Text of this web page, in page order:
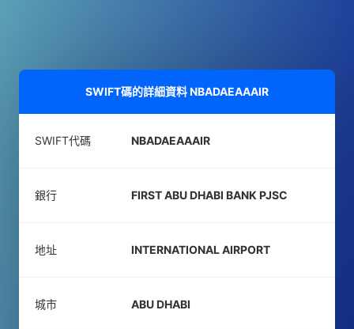
SWIFT碼的詳細資料NBADAEAAAIR
SWIFT代碼 NBADAEAAAIR
銀行 FIRST ABU DHABI BANK PJSC
地址 INTERNATIONAL AIRPORT
城市 ABU DHABI